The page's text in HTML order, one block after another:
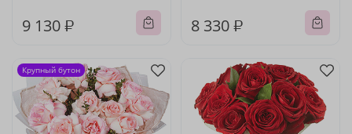
9 130 ₽ 8 330 ₽
Крупный бутон